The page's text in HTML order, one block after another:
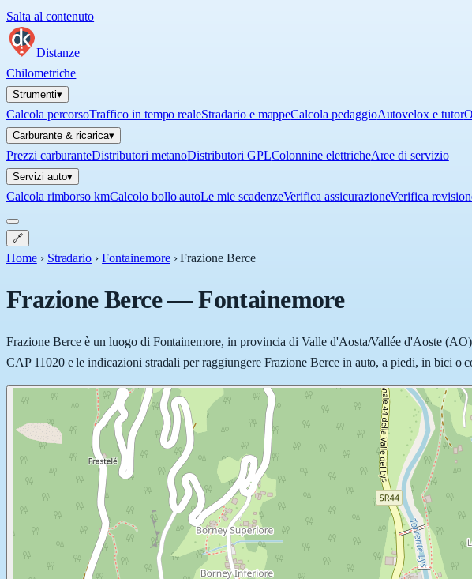
Salta al contenuto
Distanze
Chilometriche
Strumenti▾
Calcola percorsoTraffico in tempo realeStradario e mappeCalcola pedaggioAutovelox e tutor
Carburante & ricarica▾
Prezzi carburanteDistributori metanoDistributori GPLColonnine elettricheAree di servizio
Servizi auto▾
Calcola rimborso kmCalcolo bollo autoLe mie scadenzeVerifica assicurazioneVerifica
🔗
Home › Stradario › Fontainemore ›Frazione Berce
Frazione Berce—Fontainemore
Frazione Berce è un luogo di Fontainemore, in provincia di Valle d'Aosta/Vallée d'Aoste
CAP 11020 e le indicazioni stradali per raggiungere Frazione Berce in auto, a piedi, in bici o